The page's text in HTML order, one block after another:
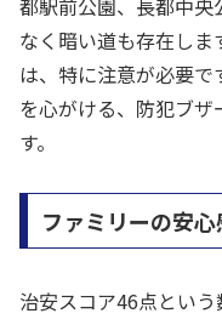
なく暗い道も存在し
は、特に注意が必要
を心がける、防犯ブ
す。
ファミリーの安心
治安スコア46点とい